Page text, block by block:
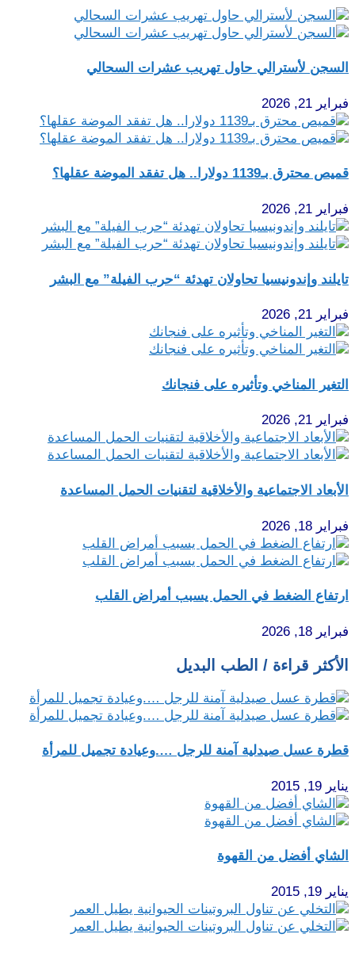
السجن لأسترالي حاول تهريب عشرات السحالي
فبراير 21, 2026
قميص محترق بـ1139 دولارا.. هل تفقد الموضة عقلها؟
فبراير 21, 2026
تايلند وإندونيسيا تحاولان تهدئة “حرب الفيلة” مع البشر
فبراير 21, 2026
التغير المناخي وتأثيره على فنجانك
فبراير 21, 2026
الأبعاد الاجتماعية والأخلاقية لتقنيات الحمل المساعدة
فبراير 18, 2026
ارتفاع الضغط في الحمل يسبب أمراض القلب
فبراير 18, 2026
الأكثر قراءة / الطب البديل
قطرة عسل صيدلية آمنة للرجل ….وعيادة تجميل للمرأة
يناير 19, 2015
الشاي أفضل من القهوة
يناير 19, 2015